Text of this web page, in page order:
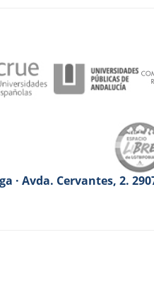
· Avda. Cervantes, 2.